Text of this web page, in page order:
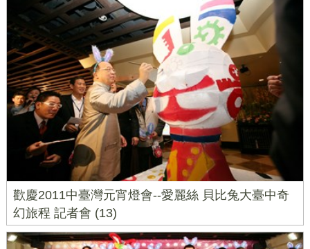
歡慶2011中臺灣元宵燈會--愛麗絲 貝比兔大臺中奇
幻旅程 記者會 (13)